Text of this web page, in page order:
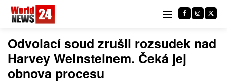
Odvolací soud zrušil rozsudek nad
Harvey Weinsteinem. Čeká jej
obnova procesu